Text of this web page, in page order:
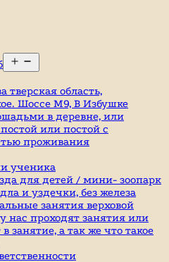
меню
тверская область,
Шоссе М9, В Избушке
в деревне, или
или постой с
проживания
ученика
для детей / мини- зоопарк
и уздечки, без железа
занятия верховой
нас проходят занятия или
занятие, а так же что такое